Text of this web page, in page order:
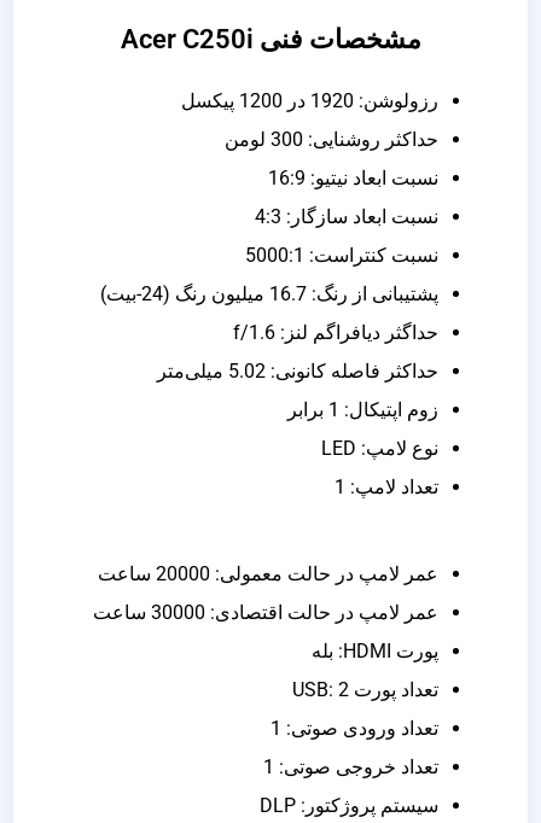
مشخصات فنی Acer C250i
رزولوشن: 1920 در 1200 پیکسل
حداکثر روشنایی: 300 لومن
نسبت ابعاد نیتیو: 16:9
نسبت ابعاد سازگار: 4:3
نسبت کنتراست: 5000:1
پشتیبانی از رنگ: 16.7 میلیون رنگ (24-بیت)
حداگثر دیافراگم لنز: f/1.6
حداکثر فاصله کانونی: 5.02 میلی‌متر
زوم اپتیکال: 1 برابر
نوع لامپ: LED
تعداد لامپ: 1
عمر لامپ در حالت معمولی: 20000 ساعت
عمر لامپ در حالت اقتصادی: 30000 ساعت
پورت HDMI: بله
تعداد پورت USB: 2
تعداد ورودی صوتی: 1
تعداد خروجی صوتی: 1
سیستم پروژکتور: DLP